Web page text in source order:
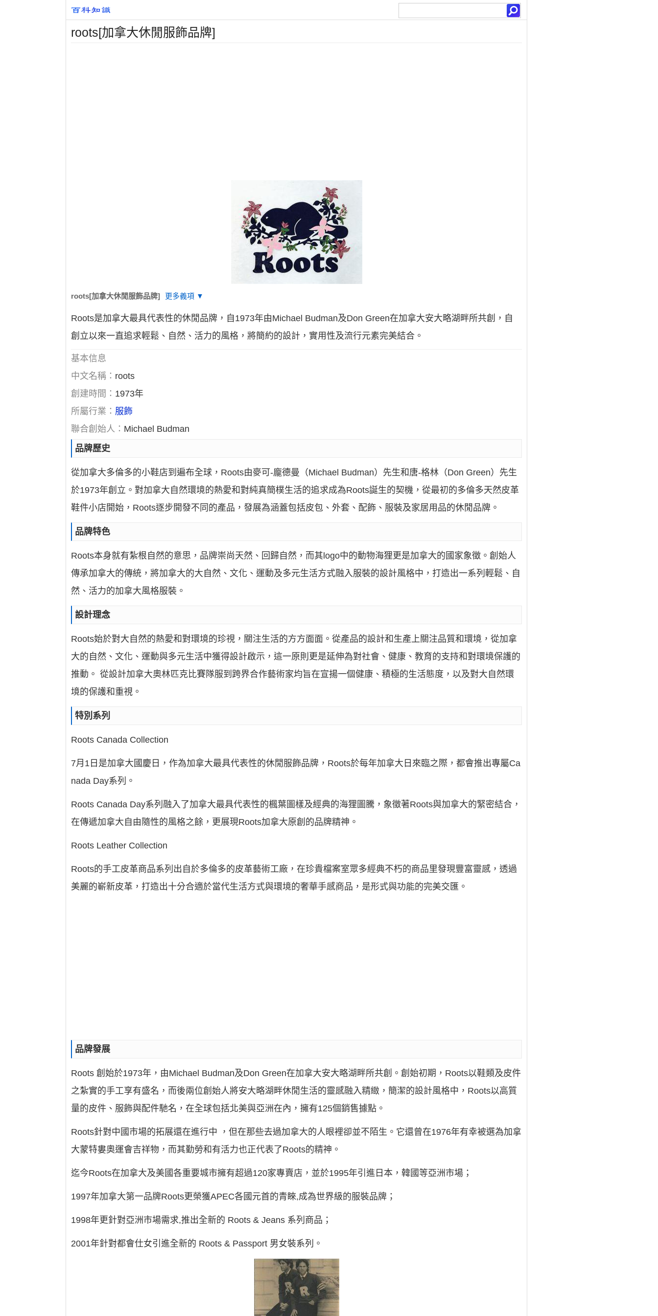
roots[加拿大休閒服飾品牌]
roots[加拿大休閒服飾品牌] 更多義項 ▼
Roots是加拿大最具代表性的休閒品牌，自1973年由Michael Budman及Don Green在加拿大安大略湖畔所共創，自
創立以來一直追求輕鬆、自然、活力的風格，將簡約的設計，實用性及流行元素完美結合。
基本信息
中文名稱： roots
創建時間： 1973年
所屬行業： 服飾
聯合創始人： Michael Budman
品牌歷史
從加拿大多倫多的小鞋店到遍布全球，Roots由麥可-龐德曼（Michael Budman）先生和唐-格林（Don Green）先生
於1973年創立。對加拿大自然環境的熱愛和對純真簡樸生活的追求成為Roots誕生的契機，從最初的多倫多天然皮革
鞋件小店開始，Roots逐步開發不同的產品，發展為涵蓋包括皮包、外套、配飾、服裝及家居用品的休閒品牌。
品牌特色
Roots本身就有紮根自然的意思，品牌崇尚天然、回歸自然，而其logo中的動物海狸更是加拿大的國家象徵。創始人
傳承加拿大的傳統，將加拿大的大自然、文化、運動及多元生活方式融入服裝的設計風格中，打造出一系列輕鬆、自
然、活力的加拿大風格服裝。
設計理念
Roots始於對大自然的熱愛和對環境的珍視，關注生活的方方面面。從產品的設計和生產上關注品質和環境，從加拿
大的自然、文化、運動與多元生活中獲得設計啟示，這一原則更是延伸為對社會、健康、教育的支持和對環境保護的
推動。 從設計加拿大奧林匹克比賽隊服到跨界合作藝術家均旨在宣揚一個健康、積極的生活態度，以及對大自然環
境的保護和重視。
特別系列
Roots Canada Collection
7月1日是加拿大國慶日，作為加拿大最具代表性的休閒服飾品牌，Roots於每年加拿大日來臨之際，都會推出專屬Ca
nada Day系列。
Roots Canada Day系列融入了加拿大最具代表性的楓葉圖樣及經典的海狸圖騰，象徵著Roots與加拿大的緊密結合，
在傳遞加拿大自由隨性的風格之餘，更展現Roots加拿大原創的品牌精神。
Roots Leather Collection
Roots的手工皮革商品系列出自於多倫多的皮革藝術工廠，在珍貴檔案室眾多經典不朽的商品里發現豐富靈感，透過
美麗的嶄新皮革，打造出十分合適於當代生活方式與環境的奢華手感商品，是形式與功能的完美交匯。
品牌發展
Roots 創始於1973年，由Michael Budman及Don Green在加拿大安大略湖畔所共創。創始初期，Roots以鞋類及皮件
之紮實的手工享有盛名，而後兩位創始人將安大略湖畔休閒生活的靈感融入精緻，簡潔的設計風格中，Roots以高質
量的皮件、服飾與配件馳名，在全球包括北美與亞洲在內，擁有125個銷售據點。
Roots針對中國市場的拓展還在進行中 ，但在那些去過加拿大的人眼裡卻並不陌生。它還曾在1976年有幸被選為加拿
大蒙特婁奧運會吉祥物，而其勤勞和有活力也正代表了Roots的精神。
迄今Roots在加拿大及美國各重要城市擁有超過120家專賣店，並於1995年引進日本，韓國等亞洲市場；
1997年加拿大第一品牌Roots更榮獲APEC各國元首的青睞,成為世界級的服裝品牌；
1998年更針對亞洲市場需求,推出全新的 Roots & Jeans 系列商品；
2001年針對都會仕女引進全新的 Roots & Passport 男女裝系列。